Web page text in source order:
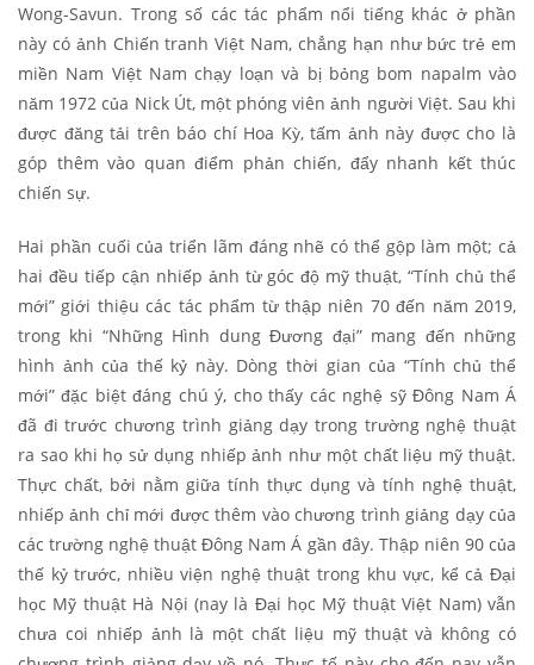
Wong-Savun. Trong số các tác phẩm nổi tiếng khác ở phần
này có ảnh Chiến tranh Việt Nam, chẳng hạn như bức trẻ em
miền Nam Việt Nam chạy loạn và bị bỏng bom napalm vào
năm 1972 của Nick Út, một phóng viên ảnh người Việt. Sau khi
được đăng tải trên báo chí Hoa Kỳ, tấm ảnh này được cho là
góp thêm vào quan điểm phản chiến, đẩy nhanh kết thúc
chiến sự.
Hai phần cuối của triển lãm đáng nhẽ có thể gộp làm một; cả
hai đều tiếp cận nhiếp ảnh từ góc độ mỹ thuật, “Tính chủ thể
mới” giới thiệu các tác phẩm từ thập niên 70 đến năm 2019,
trong khi “Những Hình dung Đương đại” mang đến những
hình ảnh của thế kỷ này. Dòng thời gian của “Tính chủ thể
mới” đặc biệt đáng chú ý, cho thấy các nghệ sỹ Đông Nam Á
đã đi trước chương trình giảng dạy trong trường nghệ thuật
ra sao khi họ sử dụng nhiếp ảnh như một chất liệu mỹ thuật.
Thực chất, bởi nằm giữa tính thực dụng và tính nghệ thuật,
nhiếp ảnh chỉ mới được thêm vào chương trình giảng dạy của
các trường nghệ thuật Đông Nam Á gần đây. Thập niên 90 của
thế kỷ trước, nhiều viện nghệ thuật trong khu vực, kể cả Đại
học Mỹ thuật Hà Nội (nay là Đại học Mỹ thuật Việt Nam) vẫn
chưa coi nhiếp ảnh là một chất liệu mỹ thuật và không có